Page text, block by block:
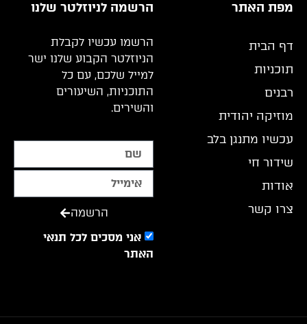
מפת האתר
דף הבית
תוכניות
רבנים
מוזיקה יהודית
עכשיו מתנגן בלב
שידור חי
אודות
צרו קשר
הרשמה לניוזלטר שלנו
הרשמו עכשיו לקבלת
הניוזלטר הקבוע שלנו ישר
למייל שלכם, עם כל
התוכניות, השיעורים
והשירים.
אני מסכים לכל תנאי
האתר
הרשמה